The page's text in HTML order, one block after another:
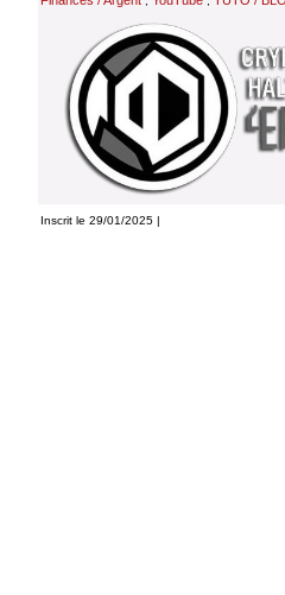
Inscrit le 29/01/2025 |